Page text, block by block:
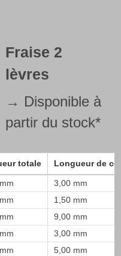
Fraise 2
lèvres
→ Disponible à
partir du stock*
totale Longueur de
3,00 mm
1,50 mm
9,00 mm
3,00 mm
5,00 mm